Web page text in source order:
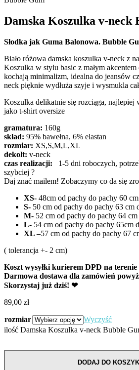
Damska Koszulka v-neck
Słodka jak Guma Balonowa. Bubble
Biało różowa damska koszulka v-neck z
Koszulka w stylu basic z małym
kochają minimalizm, idealna do jeansów
neck pięknie wydłuża szyje i wysmukla
Koszulka delikatnie się rozciąga, najlepiej
jako t-shirt oversize
gramatura: 160g
skład: 95% bawełna, 6% elastan
rozmiar: XS,S,M,L,XL
dekolt: v-neck
czas realizacji:
1-5 dni roboczych,
szybciej ?
Daj znać mailem! Zobaczymy co da się
XS- 48cm od pachy do pachy 60 cm
S- 50 cm od pachy do pachy 63 cm
M- 52 cm od pachy do pachy 64 cm
L- 54 cm od pachy do pachy 65cm
XL –57 cm od pachy do pachy 67
( tolerancja +- 2 cm)
Koszt wysyłki kurierem DPD na terenie
Darmowa dostawa dla zamówień
Skorzystaj już dziś! ❤
89,00 zł
rozmiar
Wyczyść
ilość Damska Koszulka v-neck Bubble
DODAJ DO